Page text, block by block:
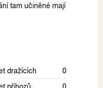
tam učiněné mají
dražících
0